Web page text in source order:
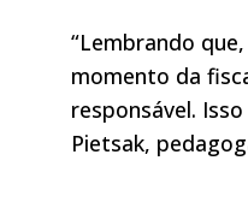
“Lembrando
momento da
responsável.
Pietsak,